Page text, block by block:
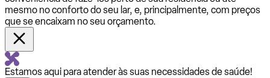
mesmo no conforto do seu lar, e, principalmente, com preços
que se encaixam no seu orçamento.
Estamos aqui para atender às suas necessidades de saúde!